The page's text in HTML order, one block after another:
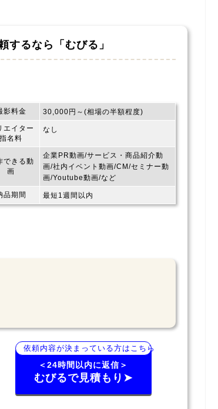
するなら 「むびる」
影料金
30,000円～(相場の半額程度)
エイター
指名料
なし
できる動
画
企業PR動画/サービス・商品紹介動
画/社内イベント動画/CM/セミナー動
画/Youtube動画/など
品期間 最短1週間以内
依頼内容が決まっている方はこちら
＜24時間以内に返信＞
むびるで見積もり➤